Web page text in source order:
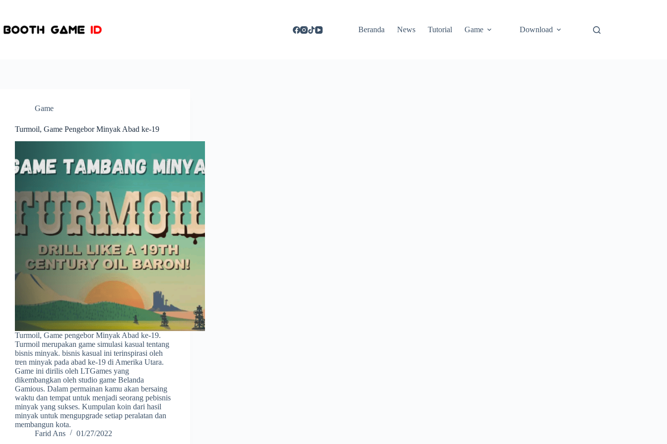
Beranda
News Tutorial Game Download
Game
Turmoil, Game Pengebor Minyak Abad ke-19
Turmoil, Game pengebor Minyak Abad ke-19.
Turmoil merupakan game simulasi kasual tentang
bisnis minyak. bisnis kasual ini terinspirasi oleh
tren minyak pada abad ke-19 di Amerika Utara.
Game ini dirilis oleh LTGames yang
dikembangkan oleh studio game Belanda
Gamious. Dalam permainan kamu akan bersaing
waktu dan tempat untuk menjadi seorang pebisnis
minyak yang sukses. Kumpulan koin dari hasil
minyak untuk mengupgrade setiap peralatan dan
membangun kota.
Farid Ans
01/27/2022